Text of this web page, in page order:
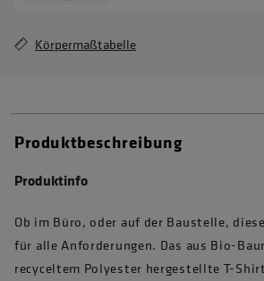
Körpermaßtabelle
Produktbeschreibung
Produktinfo
Ob im Büro, oder auf der Baustelle,
für alle Anforderungen. Das aus Bio-
recyceltem Polyester hergestellte T-